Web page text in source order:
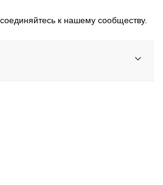
к нашему сообществу.